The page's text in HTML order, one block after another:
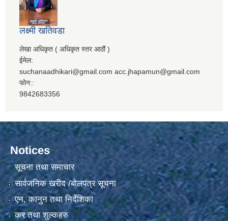
लक्ष्मी खतिवडा
लेखा अधिकृत ( अधिकृत स्तर आठौं )
ईमेल:
suchanaadhikari@gmail.com acc.jhapamun@gmail.com
फोन::
9842683356
Notices
सूचना तथा समाचार
सार्वजनिक खरीद /बोलपत्र सूचना
एन, कानुन तथा निर्देशिका
कर तथा शुल्कहरु